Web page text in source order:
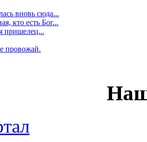
вновь сюда...
кто есть Бог...
пришелец...
провожай.